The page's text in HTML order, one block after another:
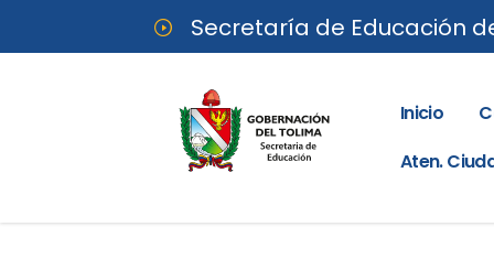
Secretaría de Educación
Inicio
Aten.